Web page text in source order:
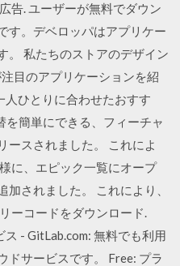
告. ユーザーが無料でダウン
す。デベロッパはアプリケー
。 私たちのストアのデザイン
目のアプリケーションを紹
ひとりに合わせたおすす
簡単にできる、フィーチャ
ースされました。 これによ
に、エピック一覧にオープ
されました。 これにより、
ーコードをダウンロード.
ス - GitLab.com: 無料でも利用
ドサービスです。 Free: プラ